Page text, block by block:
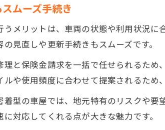
車屋でトラ
車検から生
車屋ならカ
中古車購入
車屋で損保保
ムーズ手続き
メリットは、車両の状態や利用状況
見直しや更新手続きもスムーズです。
と保険金請求を一括で任せられるた
や使用頻度に合わせて提案されるため
型の車屋では、地元特有のリスクや
対応してくれる点が大きな魅力です。
お問
お問